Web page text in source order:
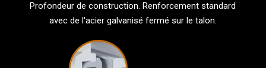
Profondeur de construction. Renforcement standard
avec de l'acier galvanisé fermé sur le talon.